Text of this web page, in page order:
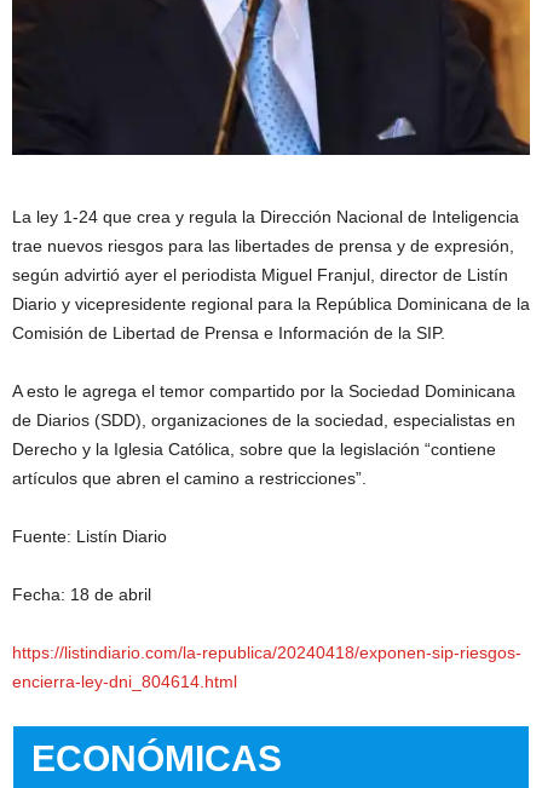
La ley 1-24 que crea y regula la Dirección Nacional de Inteligencia
trae nuevos riesgos para las libertades de prensa y de expresión,
según advirtió ayer el periodista Miguel Franjul, director de Listín
Diario y vicepresidente regional para la República Dominicana de la
Comisión de Libertad de Prensa e Información de la SIP.
A esto le agrega el temor compartido por la Sociedad Dominicana
de Diarios (SDD), organizaciones de la sociedad, especialistas en
Derecho y la Iglesia Católica, sobre que la legislación “contiene
artículos que abren el camino a restricciones”.
Fuente: Listín Diario
Fecha: 18 de abril
https://listindiario.com/la-republica/20240418/exponen-sip-riesgos-
encierra-ley-dni_804614.html
ECONÓMICAS